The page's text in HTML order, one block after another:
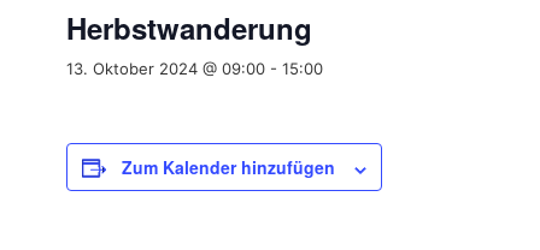
Herbstwanderung
13. Oktober 2024 @ 09:00 - 15:00
Zum Kalender hinzufügen